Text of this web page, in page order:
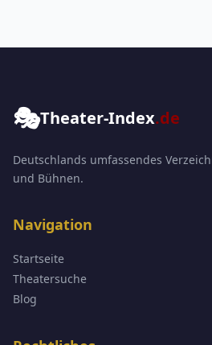
🎭Theater-Index.de
Deutschlands umfassendes
und Bühnen.
Navigation
Startseite
Theatersuche
Blog